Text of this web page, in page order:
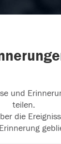
und
teilen.
die